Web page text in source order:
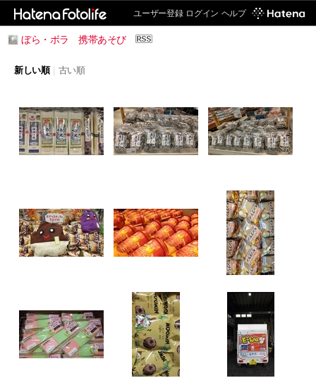
ユーザー登録 ログイン ヘルプ
ぼら・ボラ 携帯あそび
新しい順 | 古い順